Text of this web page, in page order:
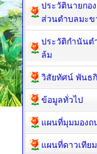
ประวัตินายกอ
ส่วนตำบลมะข
ประวัติกำนันต
ล้ม
วิสัยทัศน์ พันธ
ข้อมูลทั่วไป
แผนที่มุมมองถ
แผนที่ดาวเทียม